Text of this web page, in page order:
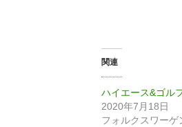
関連
ハイエース&ゴル
2020年7月18日
フォルクスワーゲ